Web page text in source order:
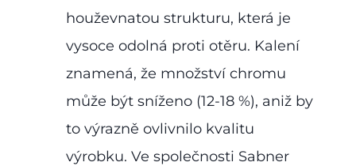
houževnatou strukturu, která je
vysoce odolná proti otěru. Kalení
znamená, že množství chromu
může být sníženo (12-18 %), aniž by
to výrazně ovlivnilo kvalitu
výrobku. Ve společnosti Sabner